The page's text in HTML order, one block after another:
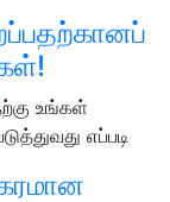
உங்கள்
எப்படி